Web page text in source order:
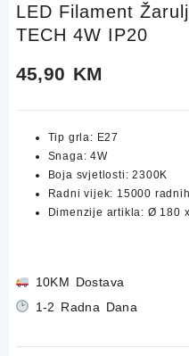
LED Filament
TECH 4W IP20
45,90 KM
Tip grla: E27
Snaga: 4W
Boja svjetlosti: 2300K
Radni vijek: 15000
Dimenzije artikla: Ø 180
10KM Dostava
1-2 Radna Dana